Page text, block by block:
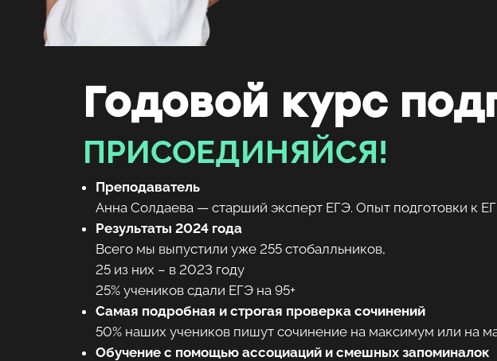
Годовой курс
ПРИСОЕДИНЯЙСЯ!
Преподаватель
Анна Солдаева — старший эксперт ЕГЭ. Опыт подготовки к
Результаты 2024 года
Всего мы выпустили уже 255 стобалльников,
25 из них – в 2023 году
25% учеников сдали ЕГЭ на 95+
Самая подробная и строгая проверка сочинений
50% наших учеников пишут сочинение на максимум или на
Обучение с помощью ассоциаций и смешных запоминалок